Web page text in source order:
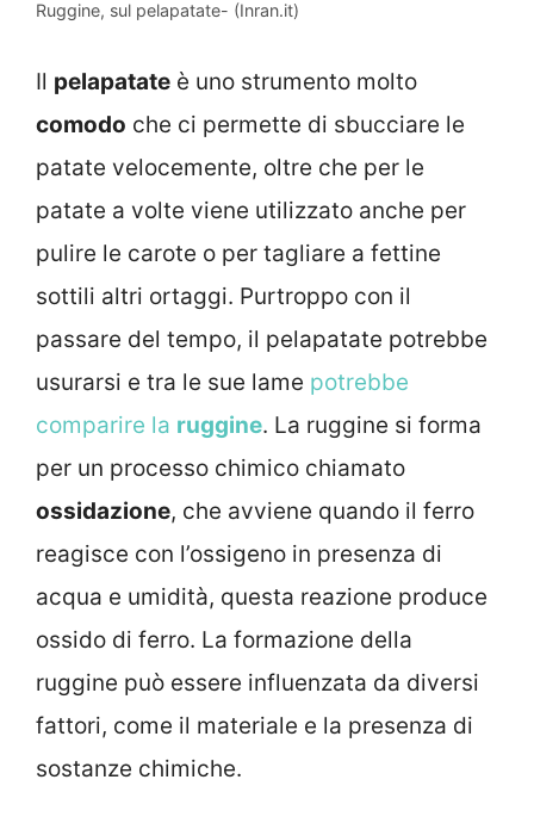
Ruggine, sul pelapatate- (Inran.it)
Il pelapatate è uno strumento molto
comodo che ci permette di sbucciare le
patate velocemente, oltre che per le
patate a volte viene utilizzato anche per
pulire le carote o per tagliare a fettine
sottili altri ortaggi. Purtroppo con il
passare del tempo, il pelapatate potrebbe
usurarsi e tra le sue lame potrebbe
comparire la ruggine. La ruggine si forma
per un processo chimico chiamato
ossidazione, che avviene quando il ferro
reagisce con l’ossigeno in presenza di
acqua e umidità, questa reazione produce
ossido di ferro. La formazione della
ruggine può essere influenzata da diversi
fattori, come il materiale e la presenza di
sostanze chimiche.